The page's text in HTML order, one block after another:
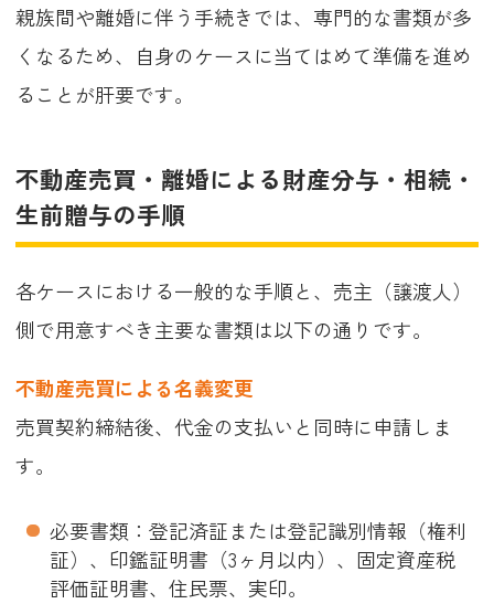
親族間や離婚に伴う手続きでは、専門的な書類が多
くなるため、自身のケースに当てはめて準備を進め
ることが肝要です。
不動産売買・離婚による財産分与・相続・
生前贈与の手順
各ケースにおける一般的な手順と、売主（譲渡人）
側で用意すべき主要な書類は以下の通りです。
不動産売買による名義変更
売買契約締結後、代金の支払いと同時に申請しま
す。
必要書類：登記済証または登記識別情報（権利
証）、印鑑証明書（3ヶ月以内）、固定資産税
評価証明書、住民票、実印。